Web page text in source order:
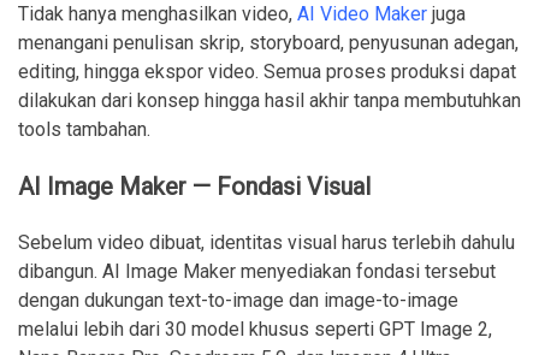
Tidak hanya menghasilkan video, AI Video Maker juga
menangani penulisan skrip, storyboard, penyusunan adegan,
editing, hingga ekspor video. Semua proses produksi dapat
dilakukan dari konsep hingga hasil akhir tanpa membutuhkan
tools tambahan.
AI Image Maker — Fondasi Visual
Sebelum video dibuat, identitas visual harus terlebih dahulu
dibangun. AI Image Maker menyediakan fondasi tersebut
dengan dukungan text-to-image dan image-to-image
melalui lebih dari 30 model khusus seperti GPT Image 2,